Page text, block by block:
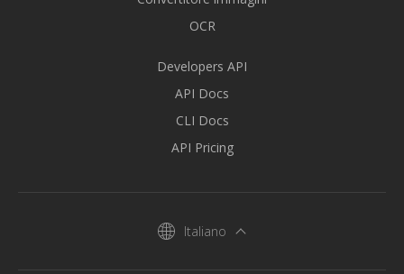
OCR
Developers API
API Docs
CLI Docs
API Pricing
Italiano